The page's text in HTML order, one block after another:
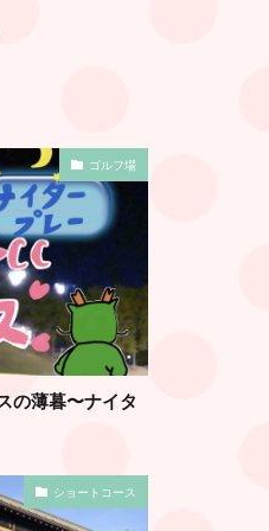
ゴルフ場
の薄暮〜ナイタ
ショートコース